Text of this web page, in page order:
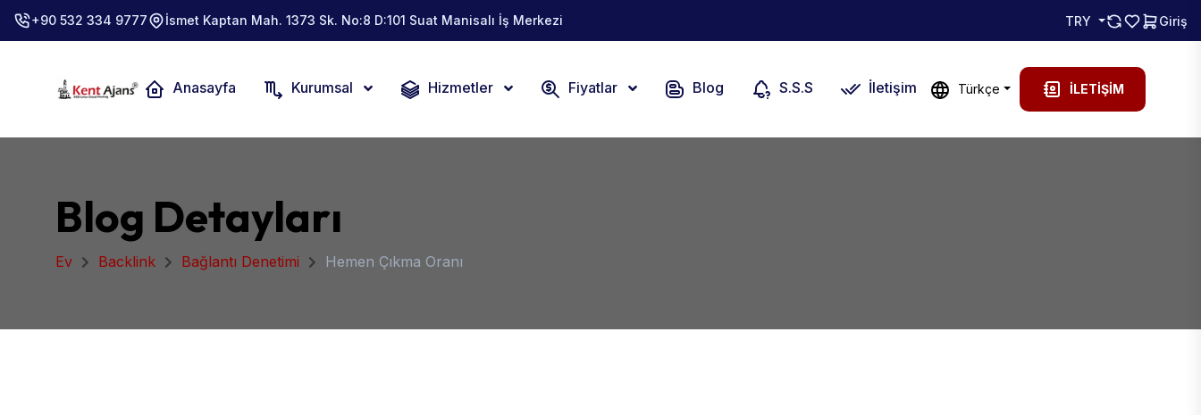
+90 532 334 9777 İsmet Kaptan Mah. 1373 Sk. No:8 D:101 Suat Manisalı İş Merkezi TRY Giriş
Anasayfa Kurumsal Hizmetler Fiyatlar Blog S.S.S İletişim Türkçe İLETIŞIM
Blog Detayları
Ev Backlink Bağlantı Denetimi Hemen Çıkma Oranı